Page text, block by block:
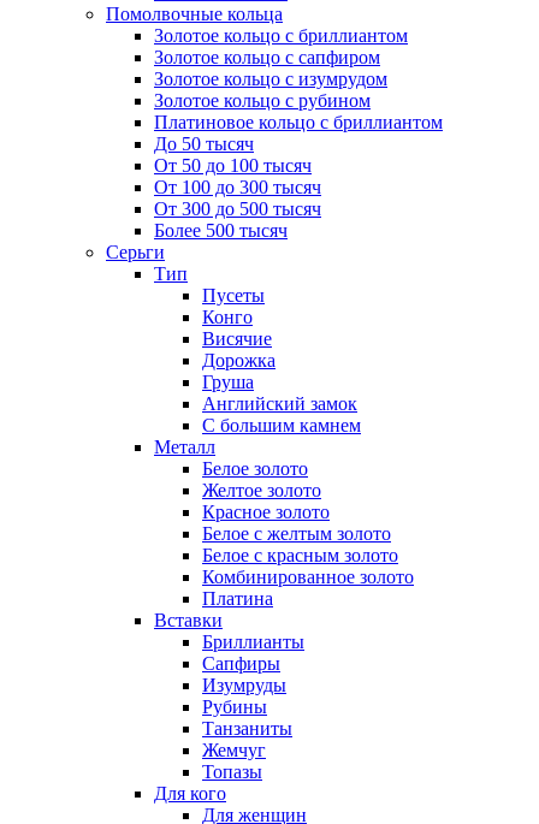
Помолвочные кольца
Золотое кольцо с бриллиантом
Золотое кольцо с сапфиром
Золотое кольцо с изумрудом
Золотое кольцо с рубином
Платиновое кольцо с бриллиантом
До 50 тысяч
От 50 до 100 тысяч
От 100 до 300 тысяч
От 300 до 500 тысяч
Более 500 тысяч
Серьги
Тип
Пусеты
Конго
Висячие
Дорожка
Груша
Английский замок
С большим камнем
Металл
Белое золото
Желтое золото
Красное золото
Белое с желтым золото
Белое с красным золото
Комбинированное золото
Платина
Вставки
Бриллианты
Сапфиры
Изумруды
Рубины
Танзаниты
Жемчуг
Топазы
Для кого
Для женщин